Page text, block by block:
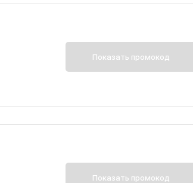
Показать промокод
и ЕГЭ + на курс Базовая математика
Показать промокод